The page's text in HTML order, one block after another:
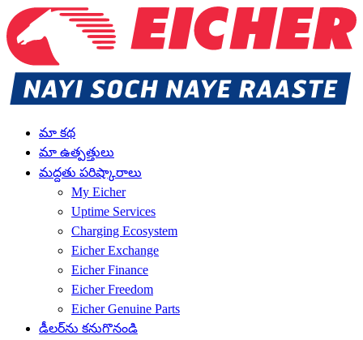
మా కథ
మా ఉత్పత్తులు
మద్దతు పరిష్కారాలు
My Eicher
Uptime Services
Charging Ecosystem
Eicher Exchange
Eicher Finance
Eicher Freedom
Eicher Genuine Parts
డీలర్‌ను కనుగొనండి